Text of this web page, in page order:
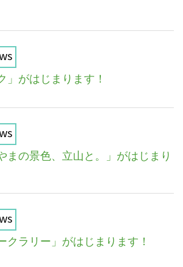
」がはじまります！
まの景色、立山と。」がはじまり
クラリー」がはじまります！